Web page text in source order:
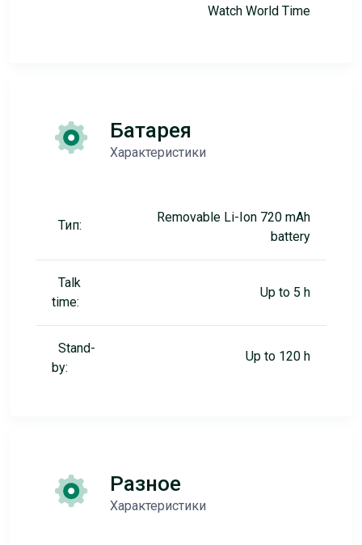
Watch World Time
Батарея
Характеристики
Тип:
Removable Li-Ion 720 mAh
battery
Talk
time:
Up to 5 h
Stand-
by:
Up to 120 h
Разное
Характеристики